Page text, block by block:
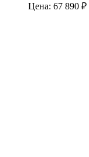
Цена: 67 890 ₽